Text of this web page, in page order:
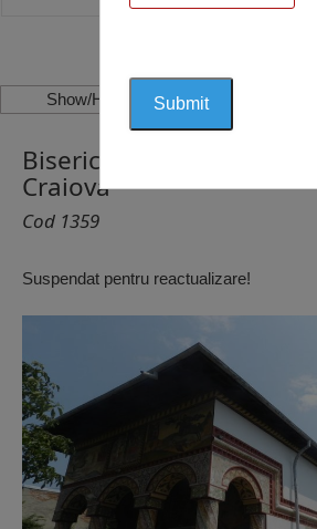
Show/Hide Left Side
Biserica Sfantul Nicolae
Craiova
Cod 1359
Suspendat pentru reactualizare!